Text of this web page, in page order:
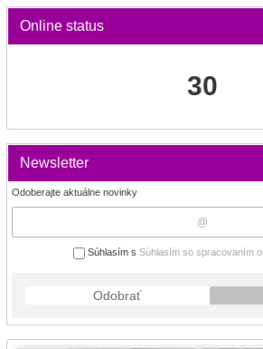
Online status
30
Newsletter
Odoberajte aktuálne novinky
Súhlasím s Súhlasím so spracovaním
Odobrať